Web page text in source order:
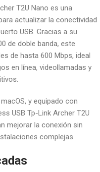
T2U Nano es una
actualizar la conectividad
USB. Gracias a su
de doble banda, este
de hasta 600 Mbps, ideal
en línea, videollamadas y
y equipado con
USB Tp-Link Archer T2U
mejorar la conexión sin
complejas.